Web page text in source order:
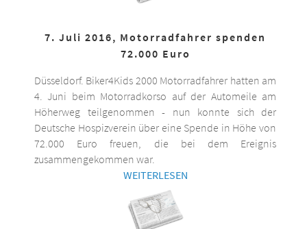
7. Juli 2016, Motorradfahrer spenden
72.000 Euro
Düsseldorf. Biker4Kids 2000 Motorradfahrer hatten am
4. Juni beim Motorradkorso auf der Automeile am
Höherweg teilgenommen - nun konnte sich der
Deutsche Hospizverein über eine Spende in Höhe von
72.000 Euro freuen, die bei dem Ereignis
zusammengekommen war.
WEITERLESEN